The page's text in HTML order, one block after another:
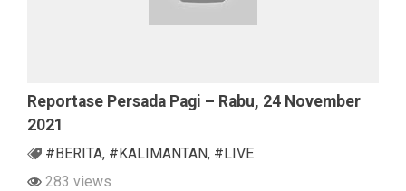
Reportase Persada Pagi – Rabu, 24 November
2021
#BERITA, #KALIMANTAN, #LIVE
283 views